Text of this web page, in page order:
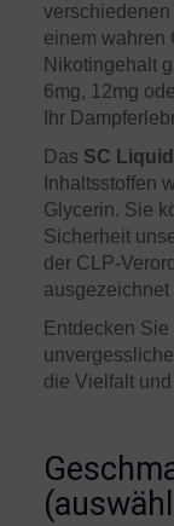
einem wahren
Nikotingehalt
6mg, 12mg
Ihr
Das SC Liquid
Inhaltsstoffen
Glycerin. Sie
Sicherheit
der CLP-
ausgezeichnet
Entdecken
die Vielfalt